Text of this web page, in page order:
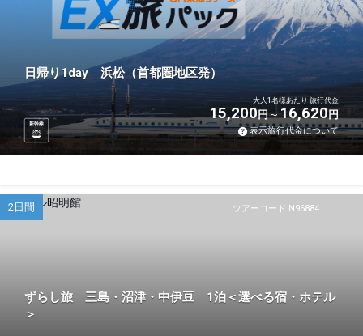
日帰り1day 浜松（首都圏地区発）
新幹線
大人1名様あたり 旅行代金
15,200円 16,620円
表示旅行代金について
ツアーコード N96884
2日間
ずらし旅 三島・沼津・中伊豆 1泊＜選べる宿・ホテル
＞